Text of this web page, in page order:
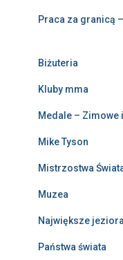
Praca za granicą
Biżuteria
Kluby mma
Medale – Zimowe
Mike Tyson
Mistrzostwa
Muzea
Największe
Państwa świata